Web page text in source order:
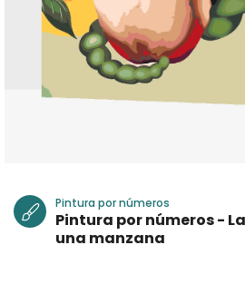
Pintura por números
Pintura por números -
una manzana